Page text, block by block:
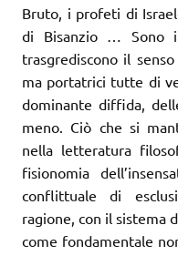
Bruto, i profeti di
di Bisanzio … Sono
trasgrediscono il
ma portatrici tutte di
dominante diffida,
meno. Ciò che si
nella letteratura
fisionomia
conflittuale di
ragione, con il sistema
come fondamentale